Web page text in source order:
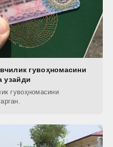
гувоҳномасини
узайди
гувоҳномасини